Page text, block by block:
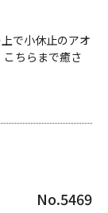
で小休止のアオ
ちらまで癒さ
No.5469